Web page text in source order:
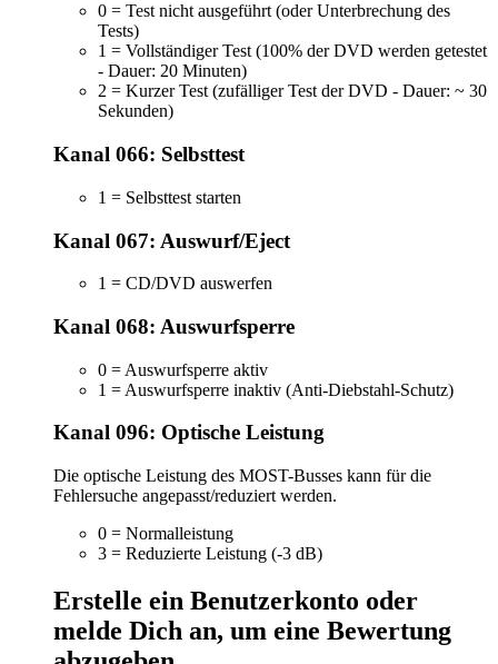
0 = Test nicht ausgeführt (oder Unterbrechung des
Tests)
1 = Vollständiger Test (100% der DVD werden getestet
- Dauer: 20 Minuten)
2 = Kurzer Test (zufälliger Test der DVD - Dauer: ~ 30
Sekunden)
Kanal 066: Selbsttest
1 = Selbsttest starten
Kanal 067: Auswurf/Eject
1 = CD/DVD auswerfen
Kanal 068: Auswurfsperre
0 = Auswurfsperre aktiv
1 = Auswurfsperre inaktiv (Anti-Diebstahl-Schutz)
Kanal 096: Optische Leistung
Die optische Leistung des MOST-Busses kann für die
Fehlersuche angepasst/reduziert werden.
0 = Normalleistung
3 = Reduzierte Leistung (-3 dB)
Erstelle ein Benutzerkonto oder
melde Dich an, um eine Bewertung